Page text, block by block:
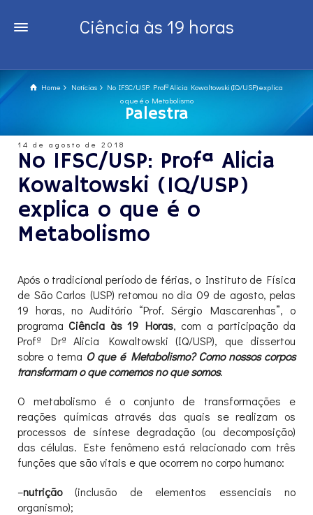
Ciência às 19 horas
Home Notícias
No IFSC/USP: Profª Alicia Kowaltowski (IQ/USP) explica
o que é o Metabolismo
Palestra
14 de agosto de 2018
No IFSC/USP: Profª Alicia
Kowaltowski (IQ/USP)
explica o que é o
Metabolismo
Após o tradicional período de férias, o Instituto de Física
de São Carlos (USP) retomou no dia 09 de agosto, pelas
19 horas, no Auditório “Prof. Sérgio Mascarenhas”, o
programaCiência às 19 Horas, com a participação da
Profª Drª Alicia Kowaltowski (IQ/USP), que dissertou
sobre o tema O que é Metabolismo? Como nossos corpos
transformam o que comemos no que somos.
O metabolismo é o conjunto de transformações e
reações químicas através das quais se realizam os
processos de síntese degradação (ou decomposição)
das células. Este fenômeno está relacionado com três
funções que são vitais e que ocorrem no corpo humano:
–nutrição(inclusão de elementos essenciais no
organismo);